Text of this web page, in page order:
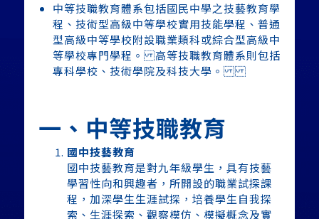
中等技職教育體系包括國民中學之技藝教育學
程、技術型高級中等學校實用技能學程、普通
型高級中等學校附設職業類科或綜合型高級中
等學校專門學程。 高等技職教育體系則包括
專科學校、技術學院及科技大學。
一、中等技職教育
國中技藝教育
國中技藝教育是對九年級學生，具有技藝
學習性向和興趣者，所開設的職業試探課
程，加深學生生涯試探，培養學生自我探
索、生涯探索、觀察模仿、模擬概念及實